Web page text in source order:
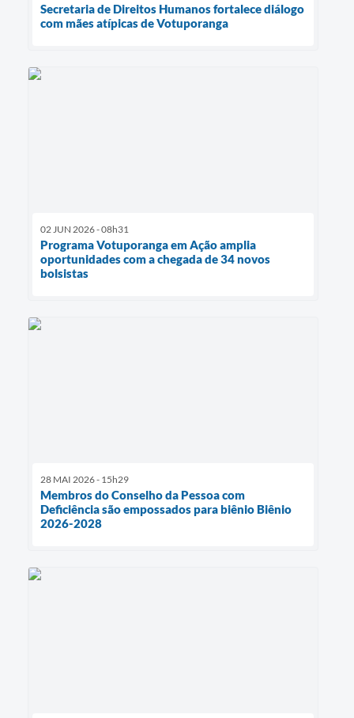
Secretaria de Direitos Humanos fortalece diálogo
com mães atípicas de Votuporanga
02 JUN 2026 - 08h31
Programa Votuporanga em Ação amplia
oportunidades com a chegada de 34 novos
bolsistas
28 MAI 2026 - 15h29
Membros do Conselho da Pessoa com
Deficiência são empossados para biênio Biênio
2026-2028